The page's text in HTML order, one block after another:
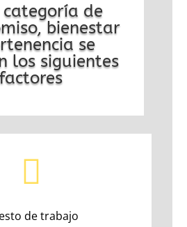
categoría de
bienestar
se
los siguientes
factores

de trabajo